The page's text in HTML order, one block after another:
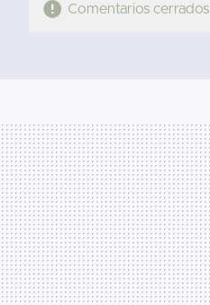
Comentarios cerrados